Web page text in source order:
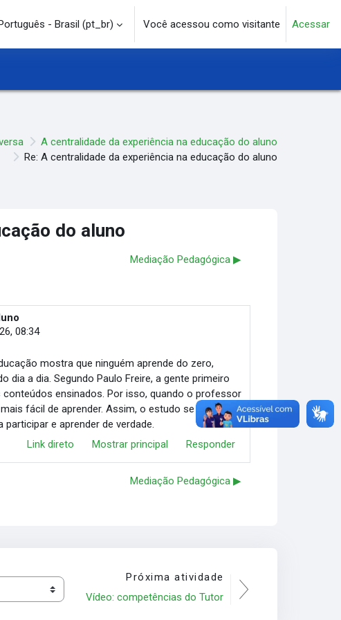
de pesquisa
- Brasil ‎(pt_br)‎ Você acessou como visitante Acessar
A centralidade da experiência na educação do aluno
Re: A centralidade da experiência na educação do aluno
do aluno
Mediação Pedagógica ▶︎
08:34
mostra que ninguém aprende do zero,
a dia. Segundo Paulo Freire, a gente primeiro
ensinados. Por isso, quando o professor
fácil de aprender. Assim, o estudo se torna
e aprender de verdade.
Link direto
Mostrar principal Responder
Mediação Pedagógica ▶︎
Próxima atividade
Vídeo: competências do Tutor